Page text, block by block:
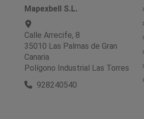
Mapexbell S.L.
Calle Arrecife, 8
35010 Las Palmas de Gran
Canaria
Polígono Industrial Las Torres
928240540